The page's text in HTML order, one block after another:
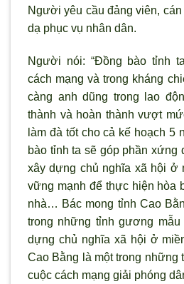
Người yêu cầu đảng viên, cán
dạ phục vụ nhân dân.
Người nói: “Đồng bào tỉnh
cách mạng và trong kháng
càng anh dũng trong lao
thành và hoàn thành vượt
làm đà tốt cho cả kế hoạch 5
bào tỉnh ta sẽ góp phần xứng
xây dựng chủ nghĩa xã hội ở
vững mạnh để thực hiện hòa
nhà… Bác mong tỉnh Cao
trong những tỉnh gương mẫu
dựng chủ nghĩa xã hội ở
Cao Bằng là một trong những
cuộc cách mạng giải phóng